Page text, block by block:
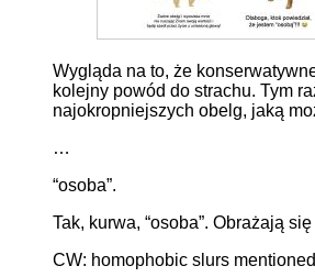
Wygląda na to, że
kolejny powód do strachu. Tym
najokropniejszych obelg, jaką
…
“osoba”.
Tak, kurwa, “osoba”. Obrażają się
CW: homophobic slurs mentioned